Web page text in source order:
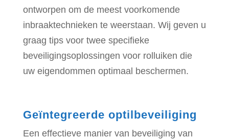
ontworpen om de meest voorkomende
inbraaktechnieken te weerstaan. Wij geven u
graag tips voor twee specifieke
beveiligingsoplossingen voor rolluiken die
uw eigendommen optimaal beschermen.
Geïntegreerde optilbeveiliging
Een effectieve manier van beveiliging van